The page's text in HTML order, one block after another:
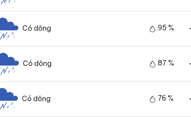
Có dông 95 %
Có dông 87 %
Có dông 76 %